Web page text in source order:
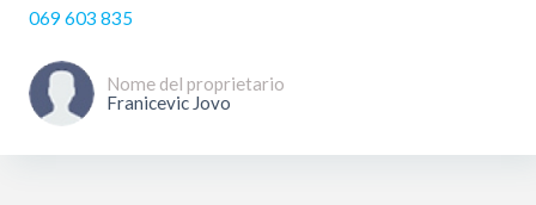
069 603 835
Nome del proprietario
Franicevic Jovo